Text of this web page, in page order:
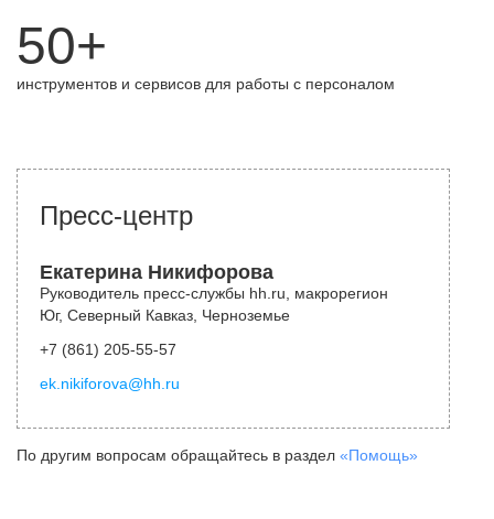
50+
инструментов и сервисов для работы с персоналом
Пресс-центр
Екатерина Никифорова
Руководитель пресс-службы hh.ru, макрорегион
Юг, Северный Кавказ, Черноземье
+7 (861) 205-55-57
ek.nikiforova@hh.ru
По другим вопросам обращайтесь в раздел «Помощь»